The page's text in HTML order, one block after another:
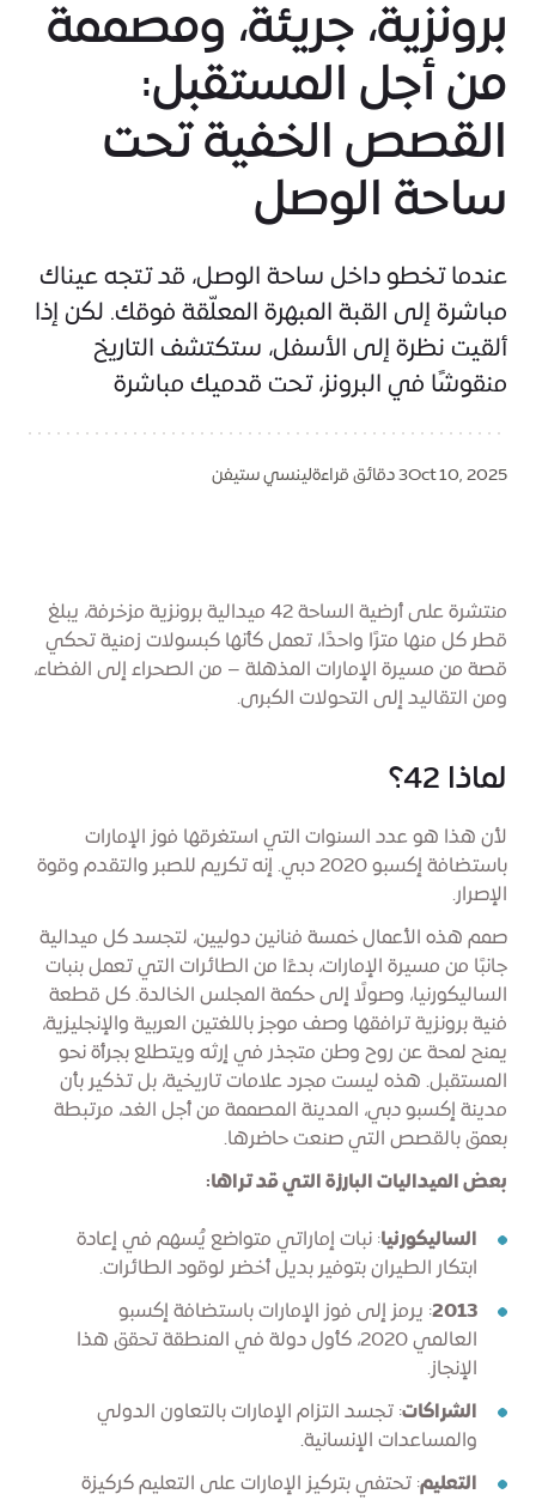
برونزية، جريئة، ومصممة
من أجل المستقبل:
القصص الخفية تحت
ساحة الوصل
عندما تخطو داخل ساحة الوصل، قد تتجه عيناك
مباشرة إلى القبة المبهرة المعلّقة فوقك. لكن إذا
ألقيت نظرة إلى الأسفل، ستكتشف التاريخ
منقوشًا في البرونز، تحت قدميك مباشرة
Oct 10, 20253 دقائق قراءة لينسي ستيفن
منتشرة على أرضية الساحة 42 ميدالية برونزية مزخرفة، يبلغ
قطر كل منها مترًا واحدًا، تعمل كأنها كبسولات زمنية تحكي
قصة من مسيرة الإمارات المذهلة – من الصحراء إلى الفضاء،
ومن التقاليد إلى التحولات الكبرى.
لماذا 42؟
لأن هذا هو عدد السنوات التي استغرقها فوز الإمارات
باستضافة إكسبو 2020 دبي. إنه تكريم للصبر والتقدم وقوة
الإصرار.
صمم هذه الأعمال خمسة فنانين دوليين، لتجسد كل ميدالية
جانبًا من مسيرة الإمارات، بدءًا من الطائرات التي تعمل بنبات
الساليكورنيا، وصولًا إلى حكمة المجلس الخالدة. كل قطعة
فنية برونزية ترافقها وصف موجز باللغتين العربية والإنجليزية،
يمنح لمحة عن روح وطن متجذر في إرثه ويتطلع بجرأة نحو
المستقبل. هذه ليست مجرد علامات تاريخية، بل تذكير بأن
مدينة إكسبو دبي، المدينة المصممة من أجل الغد، مرتبطة
بعمق بالقصص التي صنعت حاضرها.
بعض الميداليات البارزة التي قد تراها:
الساليكورنيا: نبات إماراتي متواضع يُسهم في إعادة
ابتكار الطيران بتوفير بديل أخضر لوقود الطائرات.
2013: يرمز إلى فوز الإمارات باستضافة إكسبو
العالمي 2020، كأول دولة في المنطقة تحقق هذا
الإنجاز.
الشراكات: تجسد التزام الإمارات بالتعاون الدولي
والمساعدات الإنسانية.
التعليم: تحتفي بتركيز الإمارات على التعليم كركيزة